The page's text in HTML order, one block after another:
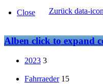
Zurück data-
Close
Albenclick to expand
2023 3
Fahrraeder 15